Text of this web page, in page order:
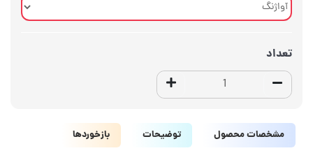
تعداد
مشخصات محصول توضیحات بازخوردها